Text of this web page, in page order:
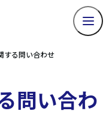
する問い合わせ
問い合わ